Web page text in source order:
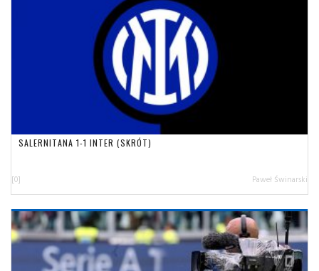
SALERNITANA 1-1 INTER (SKRÓT)
[0] Paweł Świnarski